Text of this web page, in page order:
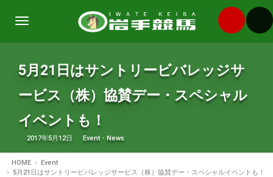
Toggle
5月21日はサントリービバレッジサ
ービス（株）協賛デー・スペシャル
イベントも！
2017年5月12日 Event・News
HOME
Event
5月21日はサントリービバレッジサービス（株）協賛デー・スペシャルイベントも！